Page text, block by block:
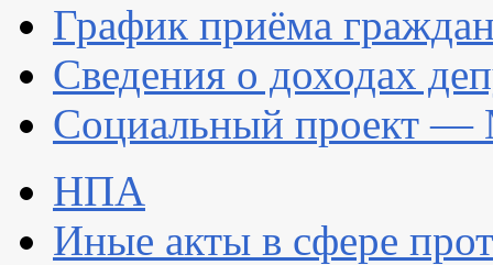
График приёма
Сведения о доходах
Социальный проект —
НПА
Иные акты в сфере